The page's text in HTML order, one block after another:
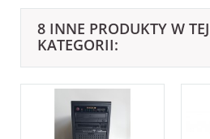
8 INNE PRODUKTY W
KATEGORII: